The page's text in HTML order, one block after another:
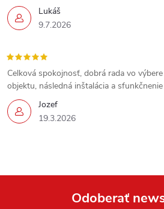
Lukáš
9.7.2026
Jozef
19.3.2026
Celková spokojnosť, dobrá rada vo
objektu, následná inštalácia a
Odoberať